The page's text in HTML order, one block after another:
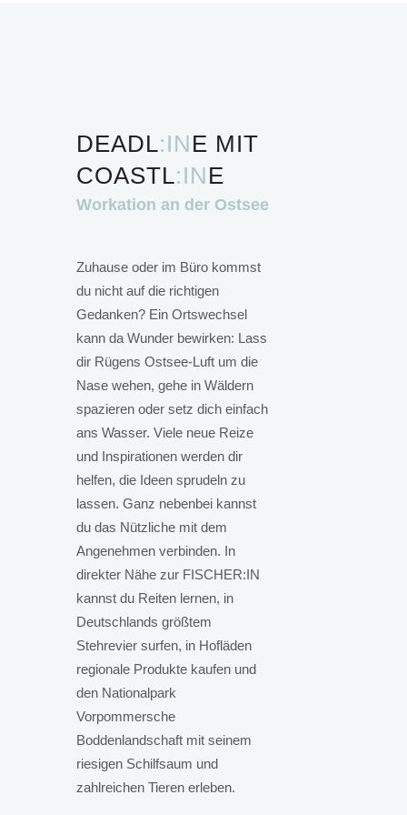
DEADL:INE MIT
COASTL:INE
Workation an der Ostsee
Zuhause oder im Büro kommst
du nicht auf die richtigen
Gedanken? Ein Ortswechsel
kann da Wunder bewirken: Lass
dir Rügens Ostsee-Luft um die
Nase wehen, gehe in Wäldern
spazieren oder setz dich einfach
ans Wasser. Viele neue Reize
und Inspirationen werden dir
helfen, die Ideen sprudeln zu
lassen. Ganz nebenbei kannst
du das Nützliche mit dem
Angenehmen verbinden. In
direkter Nähe zur FISCHER:IN
kannst du Reiten lernen, in
Deutschlands größtem
Stehrevier surfen, in Hofläden
regionale Produkte kaufen und
den Nationalpark
Vorpommersche
Boddenlandschaft mit seinem
riesigen Schilfsaum und
zahlreichen Tieren erleben.